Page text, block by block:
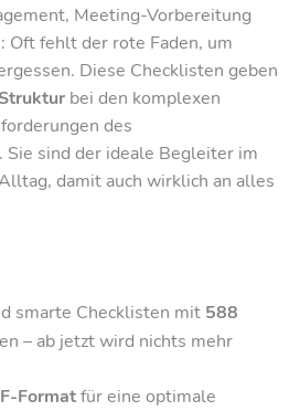
Meeting-Vorbereitung
Oft fehlt der rote Faden, um
Diese Checklisten geben
bei den komplexen
des
Sie sind der ideale Begleiter im
damit auch wirklich an alles
smarte Checklisten mit 588
– ab jetzt wird nichts mehr
Formatfür eine optimale